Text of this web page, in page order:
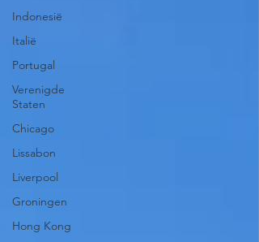
Indonesië
Italië
Portugal
Verenigde
Staten
Chicago
Lissabon
Liverpool
Groningen
Hong Kong